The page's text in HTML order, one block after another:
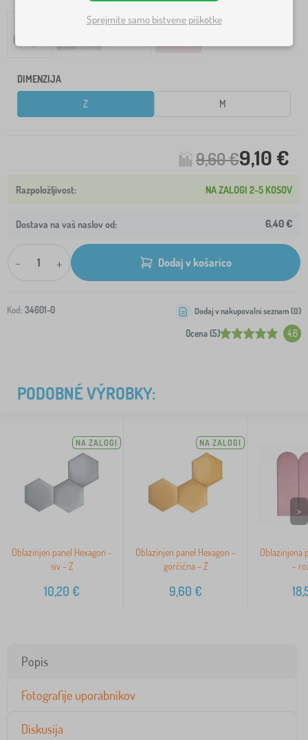
DIMENZIJA
Z M
9,60 €9,10 €
NA ZALOGI 2-5 KOSOV
Dostava na vaš naslov od: 6,40 €
- + Dodaj v košarico
Kod: 34601-0
Ocena (5) 4.6
Dodaj v nakupovalni seznam (0)
PODOBNÉ VÝROBKY:
NA ZALOGI
Oblazinjen panel Hexagon -
siv - Z
10,20 €
NA ZALOGI
Oblazinjen panel Hexagon -
gorčična - Z
9,60 €
Oblazinjena
-
>
Popis
Fotografije uporabnikov
Diskusija
Sprejmite samo bistvene piškotke